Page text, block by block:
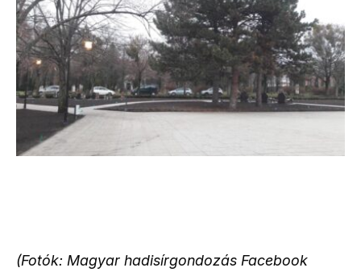
(Fotók: Magyar hadisírgondozás Facebook